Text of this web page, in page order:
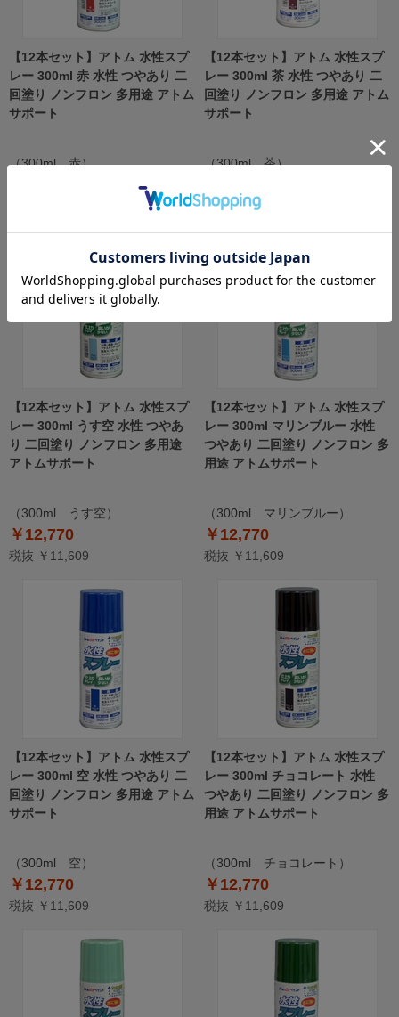
【12本セット】アトム 水性スプ
レー 300ml 赤 水性 つやあり 二
回塗り ノンフロン 多用途 アトム
サポート
（300ml 赤）
【12本セット】アトム 水性スプ
レー 300ml 茶 水性 つやあり 二
回塗り ノンフロン 多用途 アトム
サポート
（300ml 茶）
税抜 ￥11,609
【12本セット】アトム 水性スプ
レー 300ml うす空 水性 つやあ
り 二回塗り ノンフロン 多用途
アトムサポート
（300ml うす空）
￥12,770
税抜 ￥11,609
【12本セット】アトム 水性スプ
レー 300ml マリンブルー 水性
つやあり 二回塗り ノンフロン 多
用途 アトムサポート
（300ml マリンブルー）
￥12,770
税抜 ￥11,609
【12本セット】アトム 水性スプ
レー 300ml 空 水性 つやあり 二
回塗り ノンフロン 多用途 アトム
サポート
（300ml 空）
￥12,770
税抜 ￥11,609
【12本セット】アトム 水性スプ
レー 300ml チョコレート 水性
つやあり 二回塗り ノンフロン 多
用途 アトムサポート
（300ml チョコレート）
￥12,770
税抜 ￥11,609